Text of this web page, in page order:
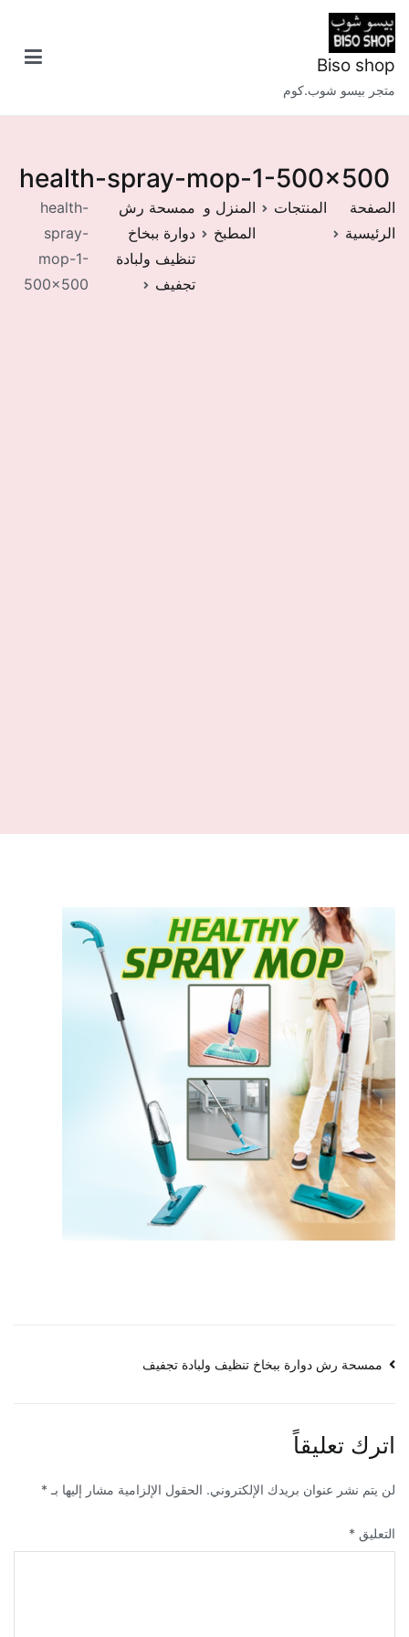
تخطى
إلى
المحتوى
Biso shop
متجر بيسو شوب.كوم
health-spray-mop-1-500×500
الصفحة
الرئيسية
المنتجات
المنزل و
المطبخ
ممسحة رش
دوارة ببخاخ
تنظيف ولبادة
تجفيف
health-
spray-
mop-1-
500×500
تصفّح
ممسحة رش دوارة ببخاخ تنظيف ولبادة تجفيف
اترك تعليقاً
لن يتم نشر عنوان بريدك الإلكتروني. الحقول الإلزامية مشار إليها بـ *
التعليق *